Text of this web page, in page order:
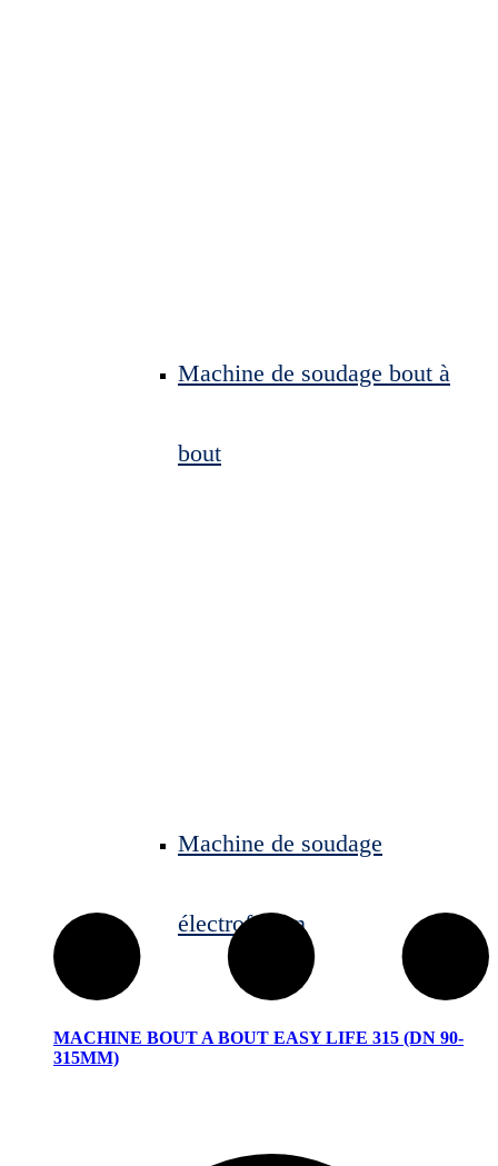
Machine de soudage bout à
bout
Machine de soudage
électrofusion
MACHINE BOUT A BOUT EASY LIFE 315 (DN 90-
315MM)